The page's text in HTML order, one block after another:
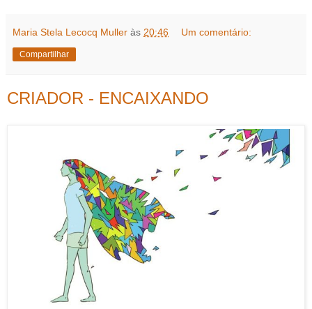
Maria Stela Lecocq Muller às 20:46 Um comentário:
Compartilhar
CRIADOR - ENCAIXANDO